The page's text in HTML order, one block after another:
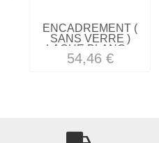
ENCADREMENT (
SANS VERRE )
LAQUE BLANC...
54,46 €